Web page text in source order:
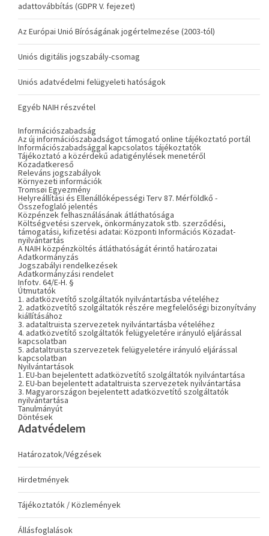
adattovábbítás (GDPR V. fejezet)
Az Európai Unió Bíróságának jogértelmezése (2003-tól)
Uniós digitális jogszabály-csomag
Uniós adatvédelmi felügyeleti hatóságok
Egyéb NAIH részvétel
Információszabadság
Az új információszabadságot támogató online tájékoztató portál
Információszabadsággal kapcsolatos tájékoztatók
Tájékoztató a közérdekű adatigénylések menetéről
Közadatkereső
Releváns jogszabályok
Környezeti információk
Tromsøi Egyezmény
Helyreállítási és Ellenállóképességi Terv 87. Mérföldkő -
Összefoglaló jelentés
Közpénzek felhasználásának átláthatósága
Költségvetési szervek, önkormányzatok stb. szerződési,
támogatási, kifizetési adatai: Központi Információs Közadat-
nyilvántartás
A NAIH közpénzköltés átláthatóságát érintő határozatai
Adatkormányzás
Jogszabályi rendelkezések
Adatkormányzási rendelet
Infotv. 64/E-H. §
Útmutatók
1. adatközvetítő szolgáltatók nyilvántartásba vételéhez
2. adatközvetítő szolgáltatók részére megfelelőségi bizonyítvány
kiállításához
3. adataltruista szervezetek nyilvántartásba vételéhez
4. adatközvetítő szolgáltatók felügyeletére irányuló eljárással
kapcsolatban
5. adataltruista szervezetek felügyeletére irányuló eljárással
kapcsolatban
Nyilvántartások
1. EU-ban bejelentett adatközvetítő szolgáltatók nyilvántartása
2. EU-ban bejelentett adataltruista szervezetek nyilvántartása
3. Magyarországon bejelentett adatközvetítő szolgáltatók
nyilvántartása
Tanulmányút
Döntések
Adatvédelem
Határozatok/Végzések
Hirdetmények
Tájékoztatók / Közlemények
Állásfoglalások